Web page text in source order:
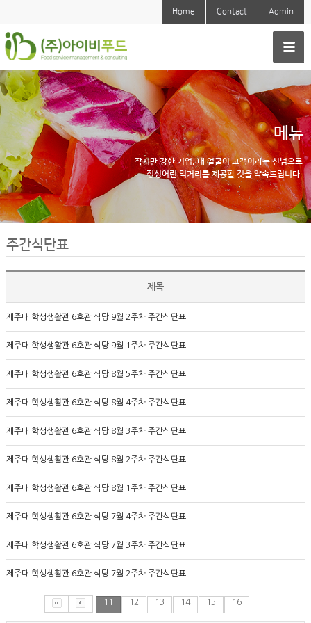
Home Contact Admin
메뉴
작지만 강한 기업, 내 얼굴이 고객이라는 신념으로
정성어린 먹거리를 제공할 것을 약속드립니다.
주간식단표
제목
제주대 학생생활관 6호관 식당 9월 2주차 주간식단표
제주대 학생생활관 6호관 식당 9월 1주차 주간식단표
제주대 학생생활관 6호관 식당 8월 5주차 주간식단표
제주대 학생생활관 6호관 식당 8월 4주차 주간식단표
제주대 학생생활관 6호관 식당 8월 3주차 주간식단표
제주대 학생생활관 6호관 식당 8월 2주차 주간식단표
제주대 학생생활관 6호관 식당 8월 1주차 주간식단표
제주대 학생생활관 6호관 식당 7월 4주차 주간식단표
제주대 학생생활관 6호관 식당 7월 3주차 주간식단표
제주대 학생생활관 6호관 식당 7월 2주차 주간식단표
11 12 13 14 15 16